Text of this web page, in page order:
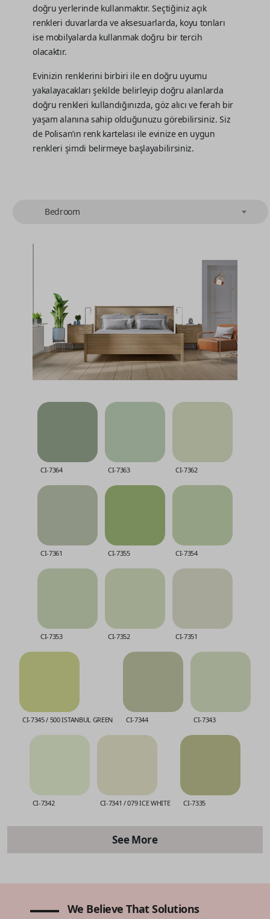
doğru yerlerinde kullanmaktır. Seçtiğiniz açık
renkleri duvarlarda ve aksesuarlarda, koyu tonları
ise mobilyalarda kullanmak doğru bir tercih
olacaktır.
Evinizin renklerini birbiri ile en doğru uyumu
yakalayacakları şekilde belirleyip doğru alanlarda
doğru renkleri kullandığınızda, göz alıcı ve ferah bir
yaşam alanına sahip olduğunuzu görebilirsiniz. Siz
de Polisan’ın renk kartelası ile evinize en uygun
renkleri şimdi belirmeye başlayabilirsiniz.
Bedroom
CI-7364 CI-7363 CI-7362
CI-7361 CI-7355 CI-7354
CI-7353 CI-7352 CI-7351
CI-7345 / 500 ISTANBUL GREEN CI-7344 CI-7343
CI-7342 CI-7341 / 079 ICE WHITE CI-7335
CI-7334 CI-7333 CI-7332
See More
We Believe That Solutions